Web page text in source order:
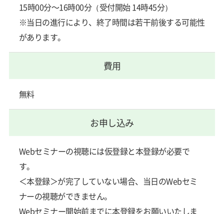
15時00分～16時00分（受付開始 14時45分）
※当日の進行により、終了時間は若干前後する可能性
があります。
費用
無料
お申し込み
Webセミナーの視聴には仮登録と本登録が必要で
す。
＜本登録＞が完了していない場合、当日のWebセミ
ナーの視聴ができません。
Webセミナー開始前までに本登録をお願いいたしま